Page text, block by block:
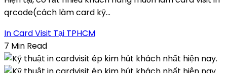
qrcode(cách làm card kỹ...
In Card Visit Tại TPHCM
7 Min Read